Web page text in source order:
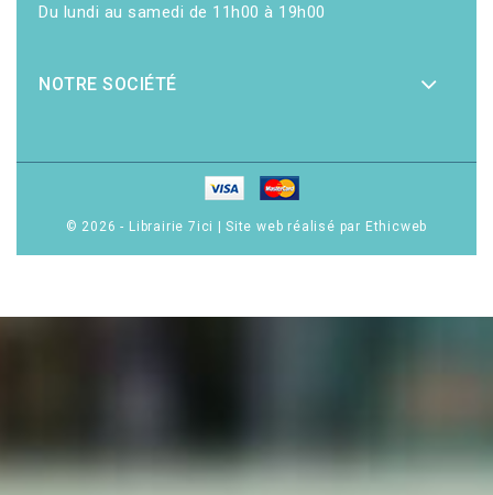
Du lundi au samedi de 11h00 à 19h00
NOTRE SOCIÉTÉ
© 2026 - Librairie 7ici Site web réalisé par Ethicweb